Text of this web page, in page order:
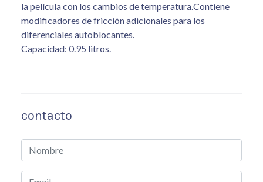
la película con los cambios de temperatura.Contiene
modificadores de fricción adicionales para los
diferenciales autoblocantes.
Capacidad: 0.95 litros.
contacto